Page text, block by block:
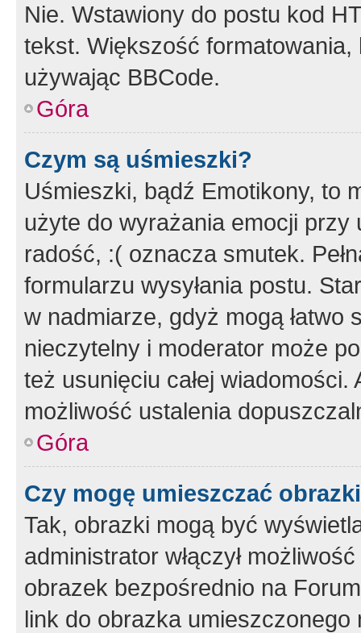
Nie. Wstawiony do postu kod
tekst. Większość
używając BBCode.
Góra
Czym są uśmieszki?
Uśmieszki, bądź Emotikony, to
użyte do wyrażania emocji
radość, :( oznacza smutek.
formularzu wysyłania postu.
w nadmiarze, gdyż mogą
nieczytelny i moderator może
też usunięciu całej
możliwość ustalenia
Góra
Czy mogę umieszczać
Tak, obrazki mogą być
administrator włączył
obrazek bezpośrednio na
link do obrazka